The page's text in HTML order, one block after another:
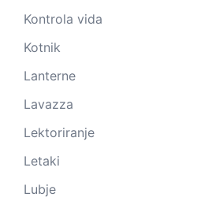
Kontrola vida
Kotnik
Lanterne
Lavazza
Lektoriranje
Letaki
Lubje